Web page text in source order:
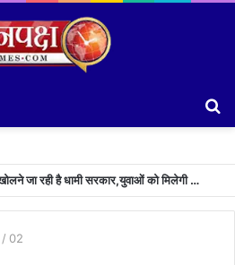
चुनावी साल में भर्ती का पिटारा खोलने जा रही है धामी सरकार,युवाओं को मिलेगी 34 हजार रिकॉर्ड भर्तियों की सौगात
/ 02